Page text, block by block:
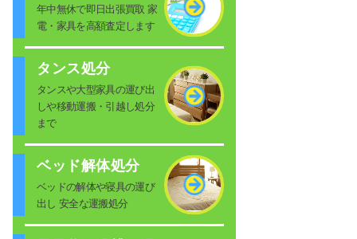
年中無休で即日出張買取 家
電・家具を高額査定します
タンス処分
タンスや大型家具の運び出
しや移動運搬・引越し処分
まで
ベッド解体処分
ベッドの解体や寝具の運び
出し 安全な運搬処分